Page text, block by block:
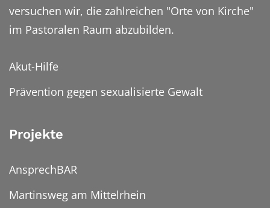
versuchen wir, die zahlreichen "Orte von Kirche"
im Pastoralen Raum abzubilden.
Akut-Hilfe
Prävention gegen sexualisierte Gewalt
Projekte
AnsprechBAR
Martinsweg am Mittelrhein